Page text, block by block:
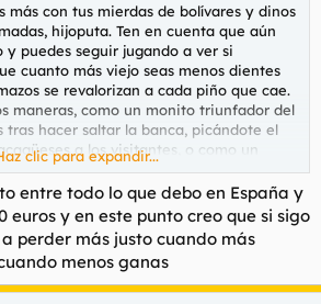
más con tus mierdas de bolívares y dinos
hijoputa. Ten en cuenta que aún
puedes seguir jugando a ver si
cuanto más viejo seas menos dientes
se revalorizan a cada piño que cae.
maneras, como un monito triunfador del
tras hacer saltar la banca, picándote el
a los visitantes, o como un
polla judía con un babero de
el resto de tu existencia, pero eh,
QUÉ TE APUESTAS, MACACO DE
clic para expandir...
entre todo lo que debo en España y
euros y en este punto creo que si sigo
perder más justo cuando más
menos ganas